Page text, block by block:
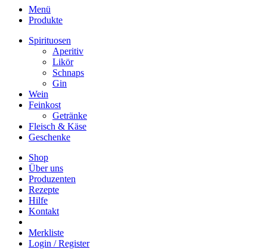
Menü
Produkte
Spirituosen
Aperitiv
Likör
Schnaps
Gin
Wein
Feinkost
Getränke
Fleisch & Käse
Geschenke
Shop
Über uns
Produzenten
Rezepte
Hilfe
Kontakt
Merkliste
Login / Register